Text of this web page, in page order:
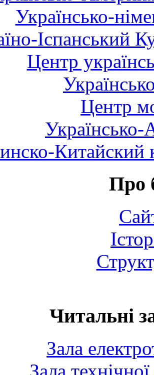
Українсько-
Іспанський
Центр
Центр
Українсько-
Китайский
Про
Читальні
Зала